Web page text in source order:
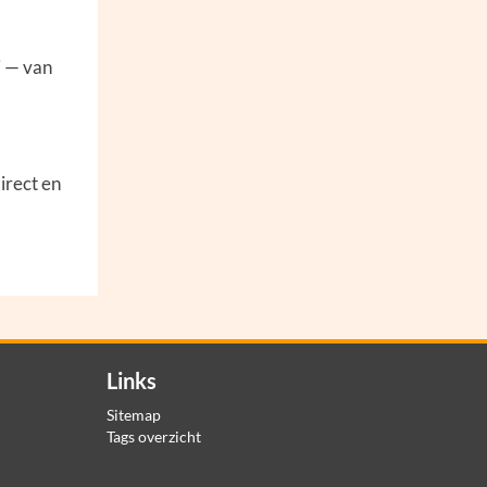
— van
en
Links
Sitemap
Tags overzicht